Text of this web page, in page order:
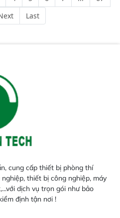
Last
cung cấp thiết bị phòng thí
thiết bị công nghiệp, máy
dịch vụ trọn gói như bảo
định tận nơi !